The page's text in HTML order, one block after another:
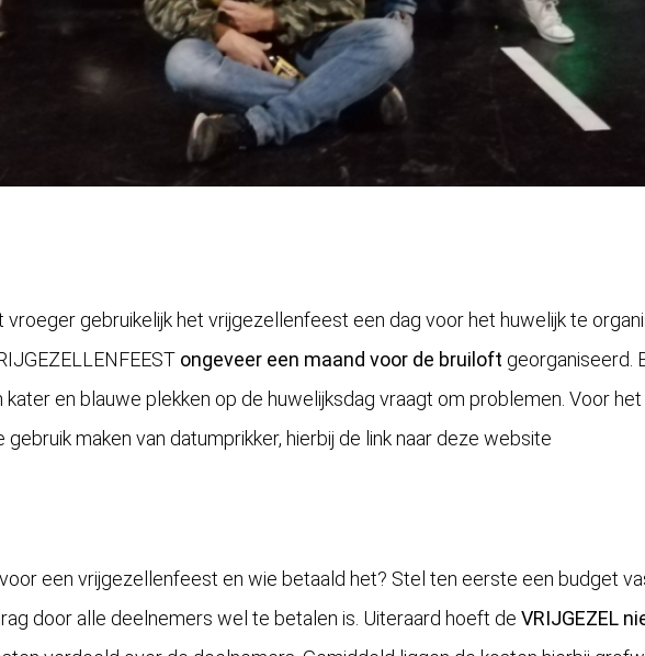
vroeger gebruikelijk het vrijgezellenfeest een dag voor het huwelijk te
ongeveer een maand voor de bruiloft georganiseerd.
en blauwe plekken op de huwelijksdag vraagt om problemen. Voor het
gebruik maken van datumprikker, hierbij de link naar deze website
een vrijgezellenfeest en wie betaald het? Stel ten eerste een budget
door alle deelnemers wel te betalen is. Uiteraard hoeft de VRIJGEZEL